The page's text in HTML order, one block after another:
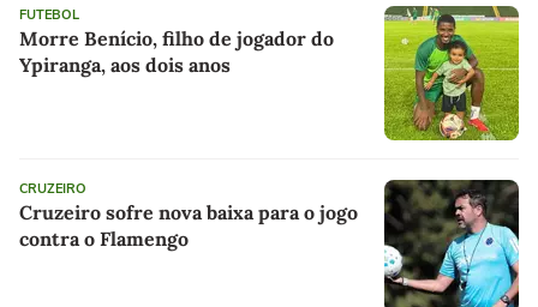
FUTEBOL
Morre Benício, filho de jogador do
Ypiranga, aos dois anos
CRUZEIRO
Cruzeiro sofre nova baixa para o jogo
contra o Flamengo